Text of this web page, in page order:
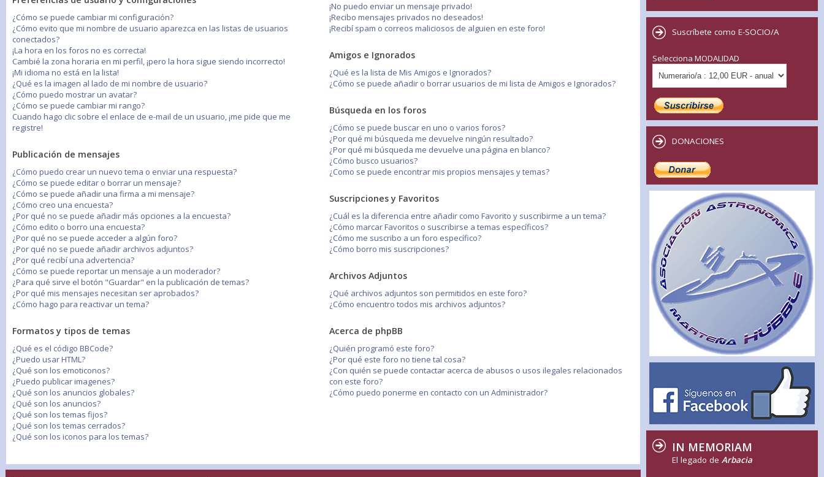
¿Cómo se puede cambiar mi configuración?
¿Cómo evito que mi nombre de usuario aparezca en las listas de usuarios
conectados?
¡La hora en los foros no es correcta!
Cambié la zona horaria en mi perfil, ¡pero la hora sigue siendo incorrecto!
¡Mi idioma no está en la lista!
¿Qué es la imagen al lado de mi nombre de usuario?
¿Cómo puedo mostrar un avatar?
¿Cómo se puede cambiar mi rango?
Cuando hago clic sobre el enlace de e-mail de un usuario, ¡me pide que me
registre!
Publicación de mensajes
¿Cómo puedo crear un nuevo tema o enviar una respuesta?
¿Cómo se puede editar o borrar un mensaje?
¿Cómo se puede añadir una firma a mi mensaje?
¿Cómo creo una encuesta?
¿Por qué no se puede añadir más opciones a la encuesta?
¿Cómo edito o borro una encuesta?
¿Por qué no se puede acceder a algún foro?
¿Por qué no se puede añadir archivos adjuntos?
¿Por qué recibí una advertencia?
¿Cómo se puede reportar un mensaje a un moderador?
¿Para qué sirve el botón "Guardar" en la publicación de temas?
¿Por qué mis mensajes necesitan ser aprobados?
¿Cómo hago para reactivar un tema?
Formatos y tipos de temas
¿Qué es el código BBCode?
¿Puedo usar HTML?
¿Qué son los emoticonos?
¿Puedo publicar imagenes?
¿Qué son los anuncios globales?
¿Qué son los anuncios?
¿Qué son los temas fijos?
¿Qué son los temas cerrados?
¿Qué son los iconos para los temas?
¡No puedo enviar un mensaje privado!
¡Recibo mensajes privados no deseados!
¡Recibí spam o correos maliciosos de alguien en este foro!
Amigos e Ignorados
¿Qué es la lista de Mis Amigos e Ignorados?
¿Cómo se puede añadir o borrar usuarios de mi lista de Amigos e Ignorados?
Búsqueda en los foros
¿Cómo se puede buscar en uno o varios foros?
¿Por qué mi búsqueda me devuelve ningún resultado?
¿Por qué mi búsqueda me devuelve una página en blanco?
¿Cómo busco usuarios?
¿Como se puede encontrar mis propios mensajes y temas?
Suscripciones y Favoritos
¿Cuál es la diferencia entre añadir como Favorito y suscribirme a un tema?
¿Cómo marcar Favoritos o suscribirse a temas específicos?
¿Cómo me suscribo a un foro específico?
¿Cómo borro mis suscripciones?
Archivos Adjuntos
¿Qué archivos adjuntos son permitidos en este foro?
¿Cómo encuentro todos mis archivos adjuntos?
Acerca de phpBB
¿Quién programó este foro?
¿Por qué este foro no tiene tal cosa?
¿Con quién se puede contactar acerca de abusos o usos ilegales relacionados
con este foro?
¿Cómo puedo ponerme en contacto con un Administrador?
Suscríbete como E-SOCIO/A
Selecciona MODALIDAD
DONACIONES
IN MEMORIAM
El legado de Arbacia